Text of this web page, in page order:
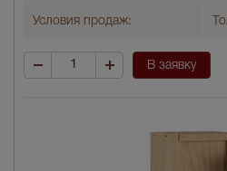
Условия продаж:
В заявку